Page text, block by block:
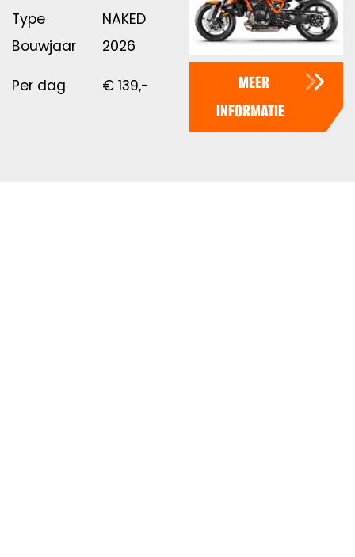
Type
NAKED
Bouwjaar
2026
Per dag € 139,-
MEER
INFORMATIE